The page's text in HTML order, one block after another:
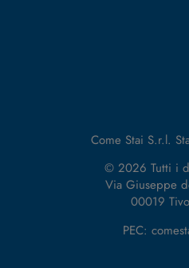
Come Stai S.r.l.
© 2026 Tutti i
Via Giuseppe
00019
PEC: